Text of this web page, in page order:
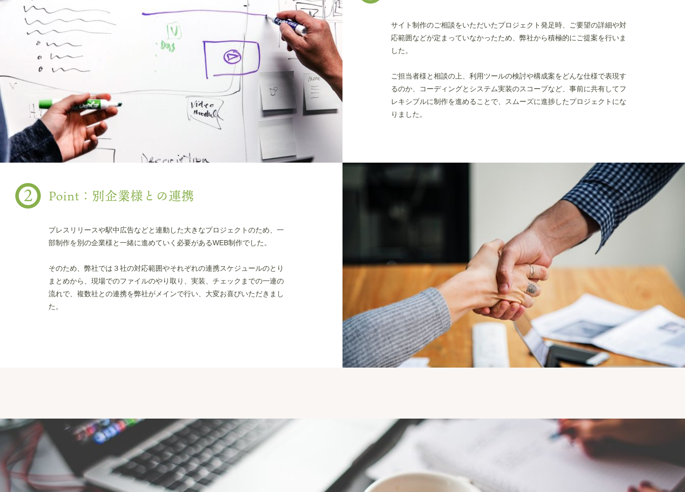
サイト制作のご相談をいただいたプロジェクト発足時、ご要望の詳細や対
応範囲などが定まっていなかったため、弊社から積極的にご提案を行いま
した。
ご担当者様と相談の上、利用ツールの検討や構成案をどんな仕様で表現す
るのか、コーディングとシステム実装のスコープなど、事前に共有してフ
レキシブルに制作を進めることで、スムーズに進捗したプロジェクトにな
りました。
Point：別企業様との連携
プレスリリースや駅中広告などと連動した大きなプロジェクトのため、一
部制作を別の企業様と一緒に進めていく必要があるWEB制作でした。
そのため、弊社では３社の対応範囲やそれぞれの連携スケジュールのとり
まとめから、現場でのファイルのやり取り、実装、チェックまでの一連の
流れで、複数社との連携を弊社がメインで行い、大変お喜びいただきまし
た。